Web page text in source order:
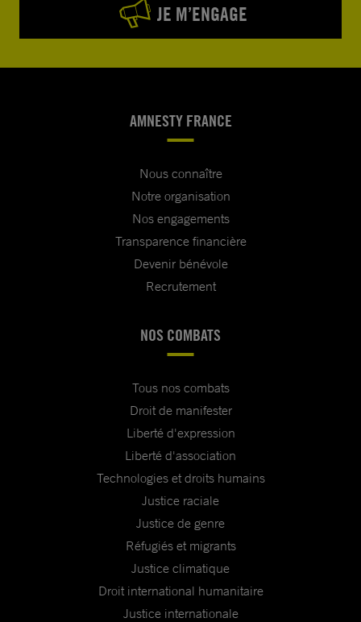
JE M’ENGAGE
AMNESTY FRANCE
Nous connaître
Notre organisation
Nos engagements
Transparence financière
Devenir bénévole
Recrutement
NOS COMBATS
Tous nos combats
Droit de manifester
Liberté d'expression
Liberté d'association
Technologies et droits humains
Justice raciale
Justice de genre
Réfugiés et migrants
Justice climatique
Droit international humanitaire
Justice internationale